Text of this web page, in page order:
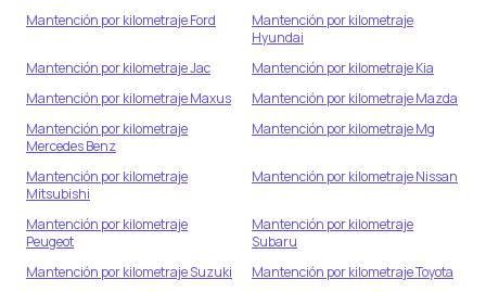
Mantención por kilometrajeFord
Mantención por kilometraje
Hyundai
Mantención por kilometrajeJac Mantención por kilometrajeKia
Mantención por kilometrajeMaxus Mantención por kilometrajeMazda
Mantención por kilometraje
Mercedes Benz
Mantención por kilometrajeMg
Mantención por kilometraje
Mitsubishi
Mantención por kilometrajeNissan
Mantención por kilometraje
Peugeot
Mantención por kilometraje
Subaru
Mantención por kilometrajeSuzuki Mantención por kilometrajeToyota